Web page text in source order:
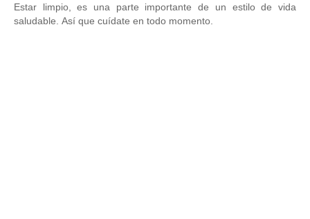
Estar limpio, es una parte importante de un estilo de vida
saludable. Así que cuídate en todo momento.